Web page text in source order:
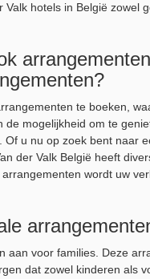
hotels in België zowel
te boeken,
mogelijkheid om te
u nu op zoek bent naar
der Valk België heeft
wordt uw
aan voor families. Deze
dat zowel kinderen als